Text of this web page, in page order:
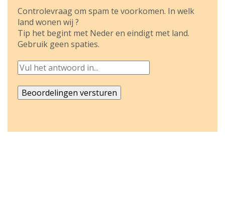
Controlevraag om spam te voorkomen. In welk
land wonen wij ?
Tip het begint met Neder en eindigt met land.
Gebruik geen spaties.